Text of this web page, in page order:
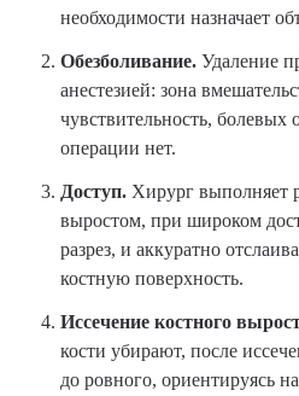
необходимости назначает
Обезболивание. Удаление
анестезией: зона
чувствительность,
операции нет.
Доступ. Хирург выполняет
выростом, при широком
разрез, и аккуратно
костную поверхность.
Иссечение костного
кости убирают, после
до ровного, ориентируясь